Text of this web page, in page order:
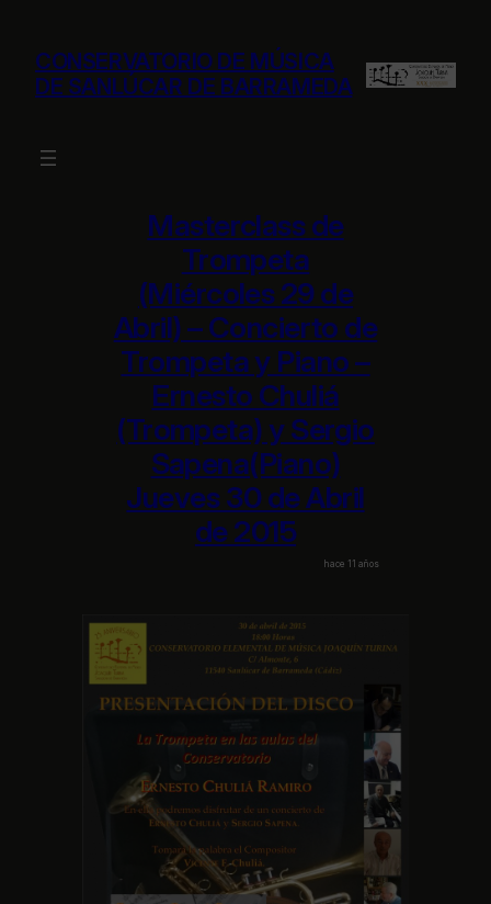
contenido
CONSERVATORIO DE MÚSICA
DE SANLÚCAR DE BARRAMEDA
Masterclass de
Trompeta
(Miércoles 29 de
Abril) – Concierto de
Trompeta y Piano –
Ernesto Chuliá
(Trompeta) y Sergio
Sapena(Piano)
Jueves 30 de Abril
de 2015
hace 11 años